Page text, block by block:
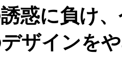
惑に負け
ザインを